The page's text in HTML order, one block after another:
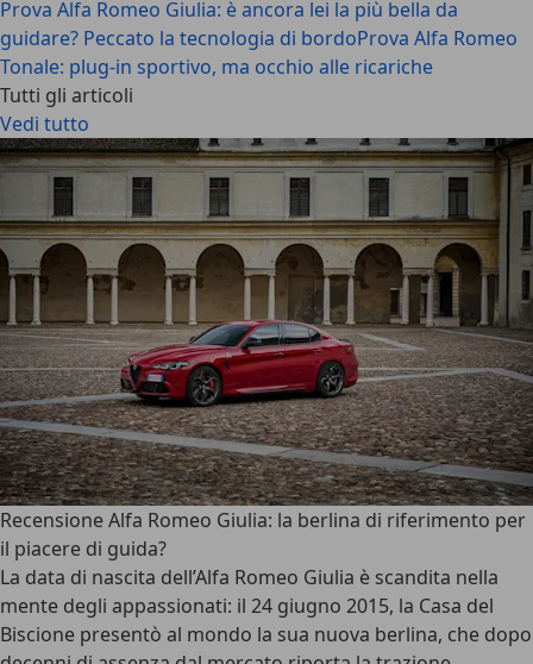
Prova Alfa Romeo Giulia: è ancora lei la più bella da
guidare? Peccato la tecnologia di bordoProva Alfa Romeo
Tonale: plug-in sportivo, ma occhio alle ricariche
Tutti gli articoli
Vedi tutto
Recensione Alfa Romeo Giulia: la berlina di riferimento per
il piacere di guida?
La data di nascita dell’Alfa Romeo Giulia è scandita nella
mente degli appassionati: il 24 giugno 2015, la Casa del
Biscione presentò al mondo la sua nuova berlina, che dopo